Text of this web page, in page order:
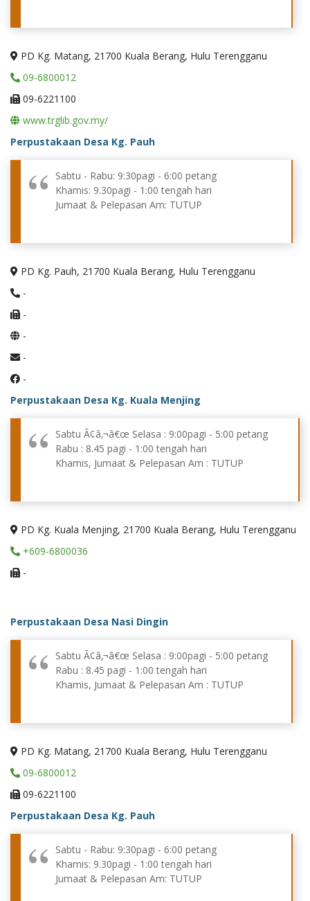
PD Kg. Matang, 21700 Kuala Berang, Hulu Terengganu
09-6800012
09-6221100
www.trglib.gov.my/
Perpustakaan Desa Kg. Pauh
Sabtu - Rabu: 9:30pagi - 6:00 petang
Khamis: 9.30pagi - 1:00 tengah hari
Jumaat & Pelepasan Am: TUTUP
PD Kg. Pauh, 21700 Kuala Berang, Hulu Terengganu
-
-
-
-
-
Perpustakaan Desa Kg. Kuala Menjing
Sabtu Ã¢â‚¬â€œ Selasa : 9:00pagi - 5:00 petang
Rabu : 8.45 pagi - 1:00 tengah hari
Khamis, Jumaat & Pelepasan Am : TUTUP
PD Kg. Kuala Menjing, 21700 Kuala Berang, Hulu Terengganu
+609-6800036
-
Perpustakaan Desa Nasi Dingin
Sabtu Ã¢â‚¬â€œ Selasa : 9:00pagi - 5:00 petang
Rabu : 8.45 pagi - 1:00 tengah hari
Khamis, Jumaat & Pelepasan Am : TUTUP
PD Kg. Matang, 21700 Kuala Berang, Hulu Terengganu
09-6800012
09-6221100
Perpustakaan Desa Kg. Pauh
Sabtu - Rabu: 9:30pagi - 6:00 petang
Khamis: 9.30pagi - 1:00 tengah hari
Jumaat & Pelepasan Am: TUTUP